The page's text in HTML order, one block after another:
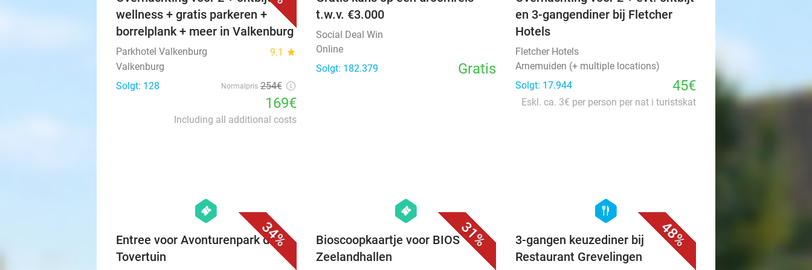
wellness + gratis parkeren +
borrelplank + meer in Valkenburg
Parkhotel Valkenburg 9.1 star
Valkenburg
Solgt: 128
Normalpris 254€
169€
Including all additional costs
t.w.v. €3.000
Social Deal Win
Online
Solgt: 182.379
Gratis
en 3-gangendiner bij Fletcher
Hotels
Fletcher Hotels
Arnemuiden (+ multiple locations)
Solgt: 17.944
45€
Eskl. ca. 3€ per person per nat i turistskat
34%
hexagon
events
Entree voor Avonturenpark de
Tovertuin
31%
hexagon
events
Bioscoopkaartje voor BIOS
Zeelandhallen
48%
hexagon
food
3-gangen keuzediner bij
Restaurant Grevelingen